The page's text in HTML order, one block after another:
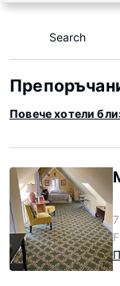
Search
Повече хотели